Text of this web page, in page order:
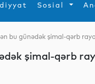
Sosial
İdman
bu günədək şimal-qərb
şimal-qərb